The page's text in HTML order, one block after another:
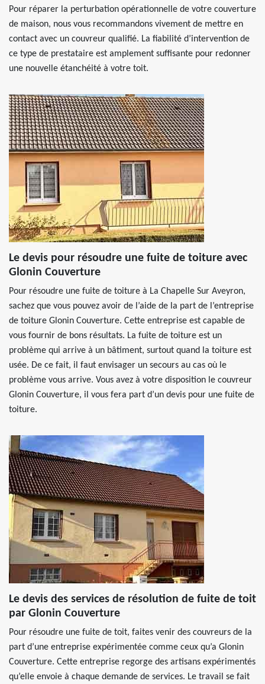
Pour réparer la perturbation opérationnelle de votre couverture
de maison, nous vous recommandons vivement de mettre en
contact avec un couvreur qualifié. La fiabilité d’intervention de
ce type de prestataire est amplement suffisante pour redonner
une nouvelle étanchéité à votre toit.
Le devis pour résoudre une fuite de toiture avec
Glonin Couverture
Pour résoudre une fuite de toiture à La Chapelle Sur Aveyron,
sachez que vous pouvez avoir de l’aide de la part de l’entreprise
de toiture Glonin Couverture. Cette entreprise est capable de
vous fournir de bons résultats. La fuite de toiture est un
problème qui arrive à un bâtiment, surtout quand la toiture est
usée. De ce fait, il faut envisager un secours au cas où le
problème vous arrive. Vous avez à votre disposition le couvreur
Glonin Couverture, il vous fera part d’un devis pour une fuite de
toiture.
Le devis des services de résolution de fuite de toit
par Glonin Couverture
Pour résoudre une fuite de toit, faites venir des couvreurs de la
part d’une entreprise expérimentée comme ceux qu’a Glonin
Couverture. Cette entreprise regorge des artisans expérimentés
qu’elle envoie à chaque demande de services. Le travail se fait